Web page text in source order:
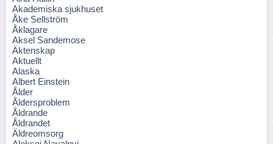
Akademiska sjukhuset
Åke Sellström
Åklagare
Aksel Sandemose
Äktenskap
Aktuellt
Alaska
Albert Einstein
Ålder
Åldersproblem
Åldrande
Åldrandet
Äldreomsorg